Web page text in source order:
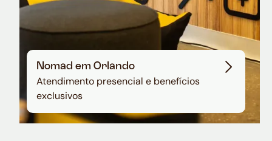
Nomad em Orlando
Atendimento presencial e benefícios
exclusivos